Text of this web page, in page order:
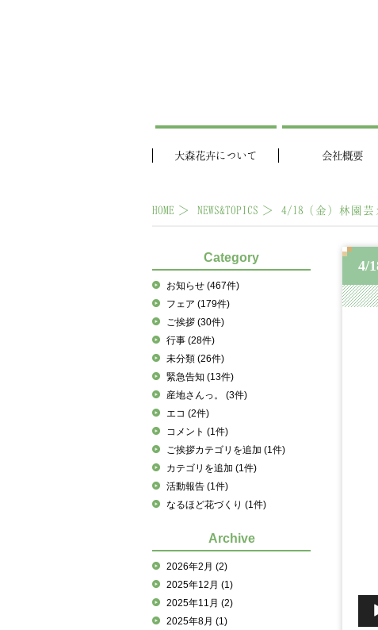
大森花卉について 会社概要
HOME NEWS&TOPICS 4/18（金）林園芸
4/
Category
お知らせ (467件)
フェア (179件)
ご挨拶 (30件)
行事 (28件)
未分類 (26件)
緊急告知 (13件)
産地さんっ。 (3件)
エコ (2件)
コメント (1件)
ご挨拶カテゴリを追加 (1件)
カテゴリを追加 (1件)
活動報告 (1件)
なるほど花づくり (1件)
Archive
2026年2月 (2)
2025年12月 (1)
2025年11月 (2)
2025年8月 (1)